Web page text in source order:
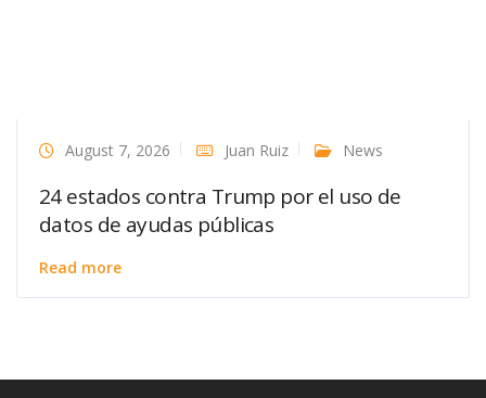
August 7, 2026 Juan Ruiz News
24 estados contra Trump por el uso de
datos de ayudas públicas
Read more